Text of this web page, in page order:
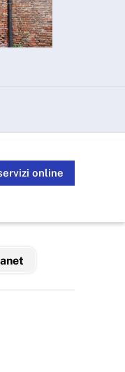
online